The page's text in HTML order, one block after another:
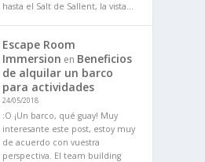
hasta el Salt de Sallent, la vista…
Escape Room
Immersion en Beneficios
de alquilar un barco
para actividades
24/05/2018
:O ¡Un barco, qué guay! Muy
interesante este post, estoy muy
de acuerdo con vuestra
perspectiva. El team building